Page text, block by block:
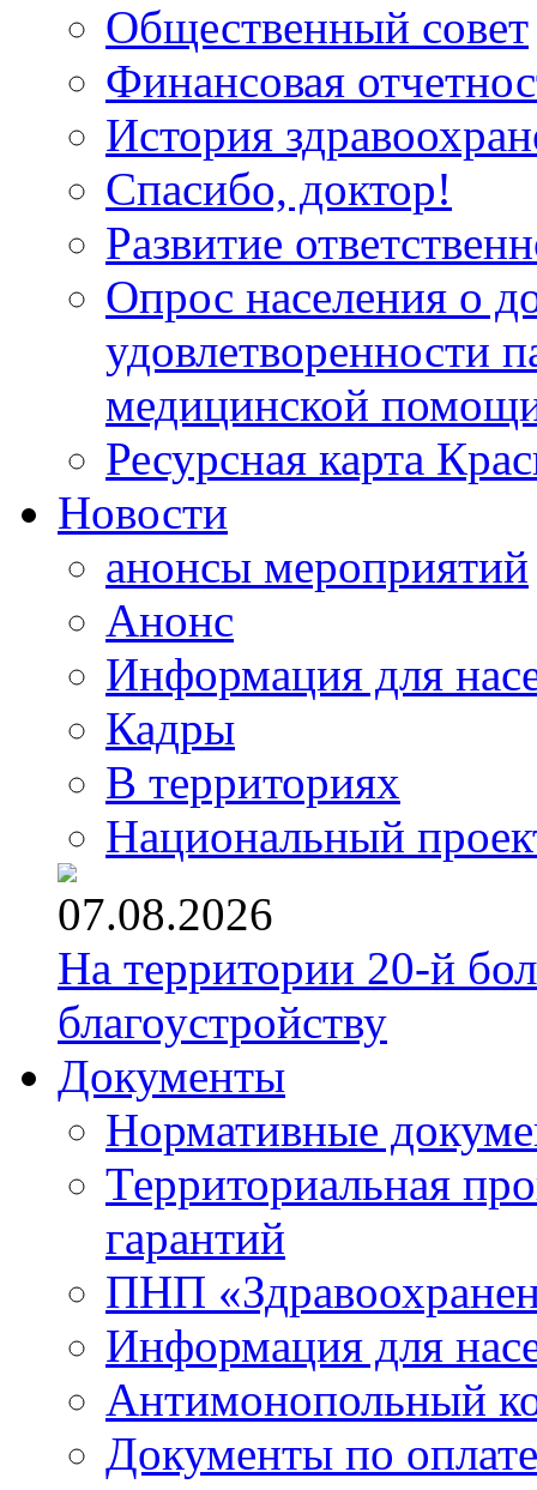
Общественный совет
Финансовая
История
Спасибо, доктор!
Развитие
Опрос населения о
удовлетворенности
медицинской
Ресурсная карта
Новости
анонсы мероприятий
Анонс
Информация для
Кадры
В территориях
Национальный
07.08.2026
На территории 20-й
благоустройству
Документы
Нормативные
Территориальная
гарантий
ПНП
Информация для
Антимонопольный
Документы по